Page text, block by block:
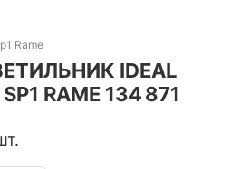
Rame
IDEAL
RAME 134 871